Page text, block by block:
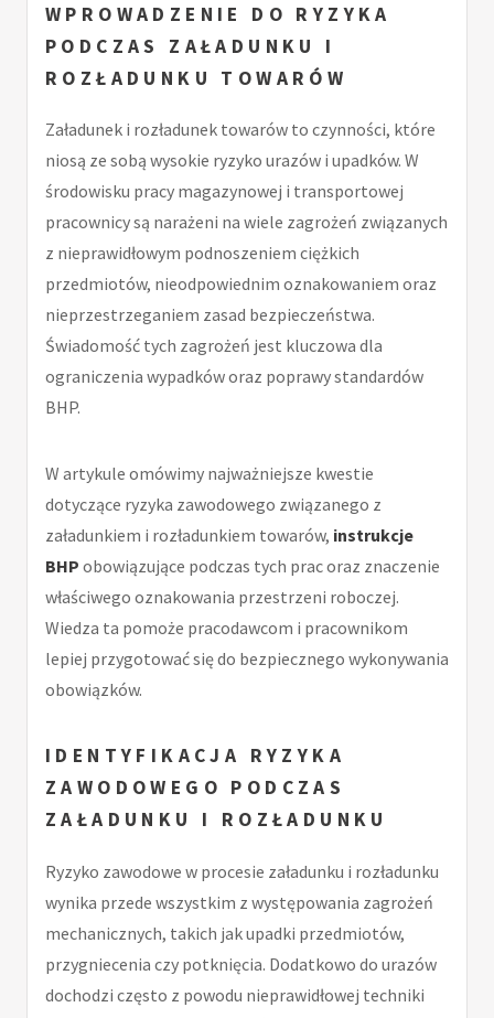
WPROWADZENIE DO RYZYKA
PODCZAS ZAŁADUNKU I
ROZŁADUNKU TOWARÓW
Załadunek i rozładunek towarów to czynności, które
niosą ze sobą wysokie ryzyko urazów i upadków. W
środowisku pracy magazynowej i transportowej
pracownicy są narażeni na wiele zagrożeń związanych
z nieprawidłowym podnoszeniem ciężkich
przedmiotów, nieodpowiednim oznakowaniem oraz
nieprzestrzeganiem zasad bezpieczeństwa.
Świadomość tych zagrożeń jest kluczowa dla
ograniczenia wypadków oraz poprawy standardów
BHP.
W artykule omówimy najważniejsze kwestie
dotyczące ryzyka zawodowego związanego z
załadunkiem i rozładunkiem towarów, instrukcje
BHP obowiązujące podczas tych prac oraz znaczenie
właściwego oznakowania przestrzeni roboczej.
Wiedza ta pomoże pracodawcom i pracownikom
lepiej przygotować się do bezpiecznego wykonywania
obowiązków.
IDENTYFIKACJA RYZYKA
ZAWODOWEGO PODCZAS
ZAŁADUNKU I ROZŁADUNKU
Ryzyko zawodowe w procesie załadunku i rozładunku
wynika przede wszystkim z występowania zagrożeń
mechanicznych, takich jak upadki przedmiotów,
przygniecenia czy potknięcia. Dodatkowo do urazów
dochodzi często z powodu nieprawidłowej techniki